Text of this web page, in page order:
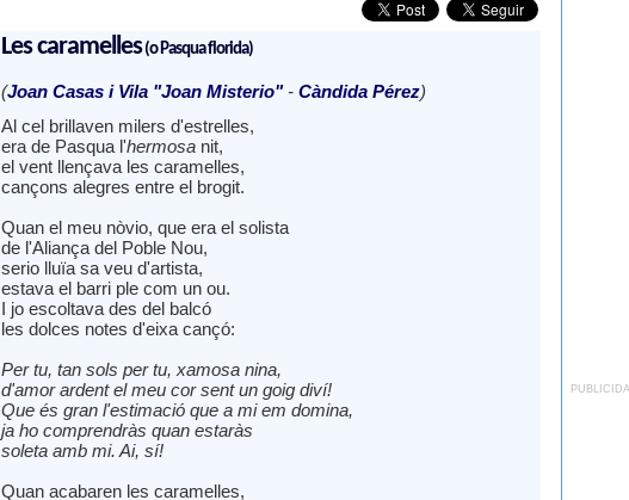
Les caramelles(oPasqua florida)
(Joan Casas i Vila "Joan Misterio"- Càndida Pérez)
Al cel brillaven milers d'estrelles,
era de Pasqua l'hermosanit,
el vent llençava les caramelles,
cançons alegres entre el brogit.
Quan el meu nòvio, que era el solista
de l'Aliança del Poble Nou,
serio lluïa sa veu d'artista,
estava el barri ple com un ou.
I jo escoltava des del balcó
les dolces notes d'eixa cançó:
Per tu, tan sols per tu, xamosa nina,
d'amor ardent el meu cor sent un goig diví!
Que és gran l'estimació que a mi em domina,
ja ho comprendràs quan estaràs
soleta amb mi. Ai, sí!
Quan acabaren les caramelles,